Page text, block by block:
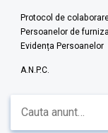
Protocol de
Persoanelor de
Evidența Persoanelor
A.N.P.C.